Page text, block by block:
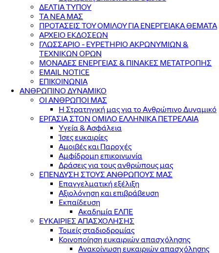
ΔΕΛΤΙΑ ΤΥΠΟΥ
ΤΑ ΝΕΑ ΜΑΣ
ΠΡΟΤΑΣΕΙΣ ΤΟΥ ΟΜΙΛΟΥ ΓΙΑ ΕΝΕΡΓΕΙΑΚΑ ΘΕΜΑΤΑ
ΑΡΧΕΙΟ ΕΚΔΟΣΕΩΝ
ΓΛΩΣΣΑΡΙΟ - ΕΥΡΕΤΗΡΙΟ ΑΚΡΩΝΥΜΙΩΝ &
ΤΕΧΝΙΚΩΝ ΟΡΩΝ
ΜΟΝΑΔΕΣ ΕΝΕΡΓΕΙΑΣ & ΠΙΝΑΚΕΣ ΜΕΤΑΤΡΟΠΗΣ
EMAIL NOTICE
ΕΠΙΚΟΙΝΩΝΙΑ
ΑΝΘΡΩΠΙΝΟ ΔΥΝΑΜΙΚΟ
ΟΙ ΑΝΘΡΩΠΟΙ ΜΑΣ
Η Στρατηγική μας για το Ανθρώπινο Δυναμικό
ΕΡΓΑΣΙΑ ΣΤΟΝ ΟΜΙΛΟ ΕΛΛΗΝΙΚΑ ΠΕΤΡΕΛΑΙΑ
Υγεία & Ασφάλεια
Ίσες ευκαιρίες
Αμοιβές και Παροχές
Αμφίδρομη επικοινωνία
Δράσεις για τους ανθρώπους μας
ΕΠΕΝΔΥΣΗ ΣΤΟΥΣ ΑΝΘΡΩΠΟΥΣ ΜΑΣ
Επαγγελματική εξέλιξη
Αξιολόγηση και επιβράβευση
Εκπαίδευση
Ακαδημία ΕΛΠΕ
ΕΥΚΑΙΡΙΕΣ ΑΠΑΣΧΟΛΗΣΗΣ
Τομείς σταδιοδρομίας
Κοινοποίηση ευκαιριών απασχόλησης
Ανακοίνωση ευκαιριών απασχόλησης